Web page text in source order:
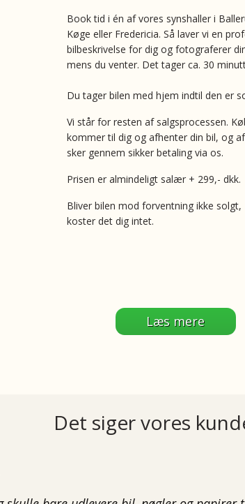
Læs mere
Book tid i én af vores synshaller i
Køge eller Fredericia. Så laver vi en
bilbeskrivelse for dig og fotograferer
mens du venter. Det tager ca. 30
Du tager bilen med hjem indtil den er
Vi står for resten af salgsprocessen.
kommer til dig og afhenter din bil, og
sker gennem sikker betaling via os.
Prisen er almindeligt salær + 299,- dkk.
Bliver bilen mod forventning ikke solgt,
koster det dig intet.
Det siger vores